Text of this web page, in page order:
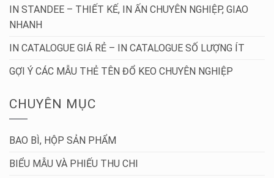
IN STANDEE – THIẾT KẾ, IN ẤN CHUYÊN NGHIỆP, GIAO
NHANH
IN CATALOGUE GIÁ RẺ – IN CATALOGUE SỐ LƯỢNG ÍT
GỢI Ý CÁC MẪU THẺ TÊN ĐỔ KEO CHUYÊN NGHIỆP
CHUYÊN MỤC
BAO BÌ, HỘP SẢN PHẨM
BIỂU MẪU VÀ PHIẾU THU CHI